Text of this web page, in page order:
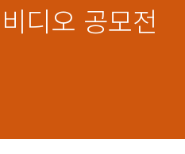
디오 공모전